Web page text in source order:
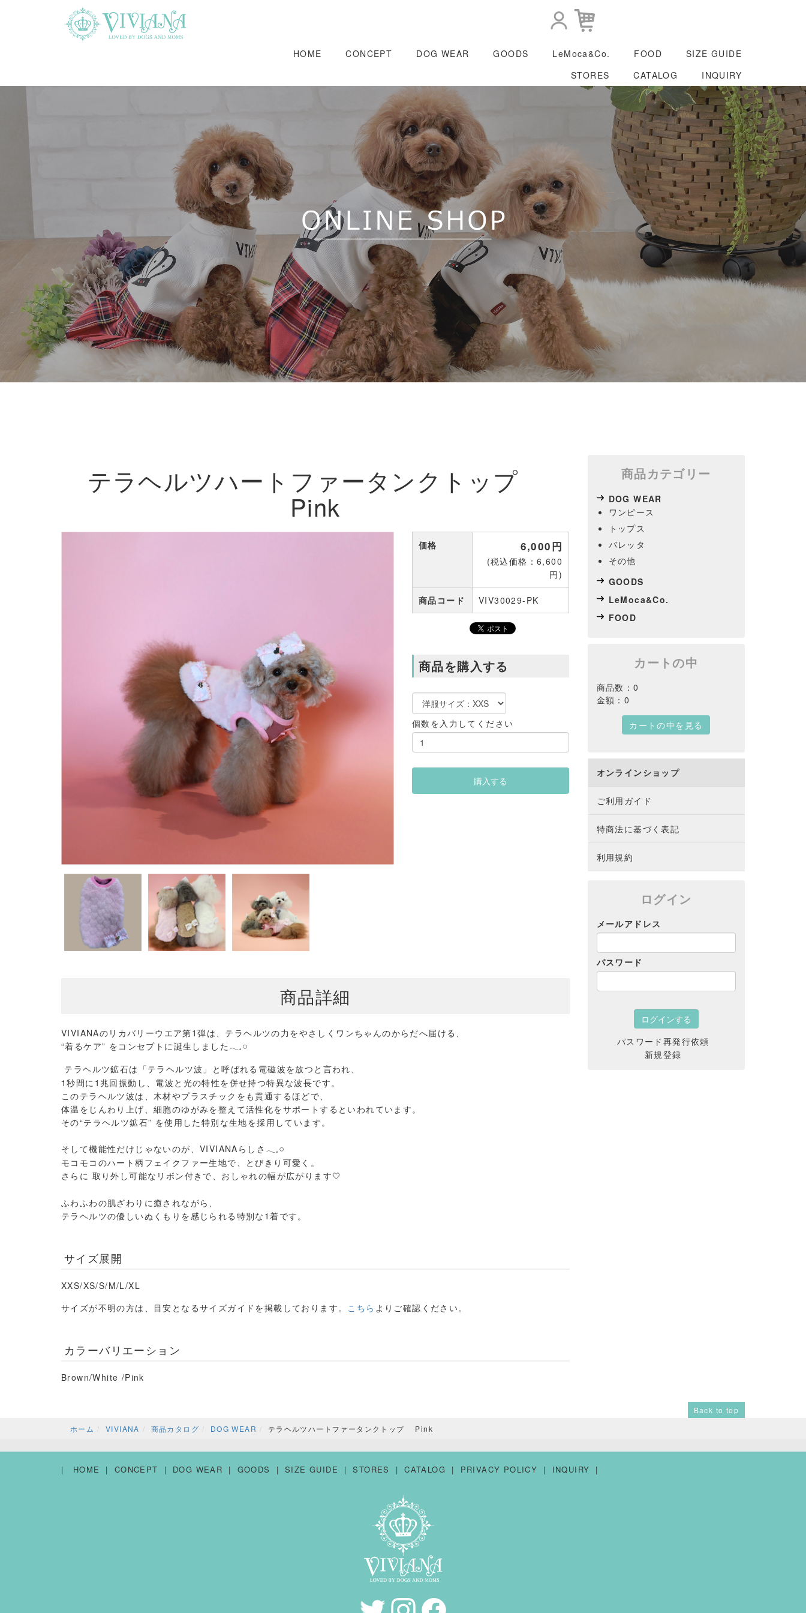
HOME CONCEPT DOG WEAR GOODS LeMoca&Co. FOOD
SIZE GUIDE
STORES
CATALOG INQUIRY
テラヘルツハートファータンクトップ
Pink
価格 6,000円
(税込価格：6,600
円)
商品コード VIV30029-PK
商品を購入する
個数を入力してください
商品詳細
VIVIANAのリカバリーウエア第1弾は、テラヘルツの力をやさしくワンちゃんのからだへ届ける、
“着るケア” をコンセプトに誕生しました 𓂃𓈒𓏸
テラヘルツ鉱石は「テラヘルツ波」と呼ばれる電磁波を放つと言われ、
1秒間に 1兆回振動し、電波と光の特性を併せ持つ特異な波長です。
このテラヘルツ波は、木材やプラスチックをも貫通するほどで、
体温をじんわり上げ、細胞のゆがみを整えて活性化をサポートするといわれています。
その“テラヘルツ鉱石” を使用した特別な生地を採用しています。
そして機能性だけじゃないのが、 VIVIANA らしさ 𓂃𓈒𓏸
モコモコのハート柄フェイクファー生地で、とびきり可愛く。
さらに 取り外し可能なリボン付きで、おしゃれの幅が広がります🤍
ふわふわの肌ざわりに癒されながら、
テラヘルツの優しいぬくもりを感じられる特別な 1着です。
サイズ展開
XXS/XS/S/M/L/XL
サイズが不明の方は、目安となるサイズガイドを掲載しております。 こちら よりご確認ください。
カラーバリエーション
Brown/White /Pink
商品カテゴリー
DOG WEAR
ワンピース
トップス
バレッタ
その他
GOODS
LeMoca&Co.
FOOD
カートの中
商品数：0
金額：0
カートの中を見る
オンラインショップ
ご利用ガイド
特商法に基づく表記
利用規約
ログイン
メールアドレス
パスワード
パスワード再発行依頼
新規登録
Back to top
ホーム
VIVIANA 商品カタログ DOG WEAR テラヘルツハートファータンクトップ Pink
HOME CONCEPT DOG WEAR GOODS SIZE GUIDE STORES CATALOG PRIVACY POLICY INQUIRY